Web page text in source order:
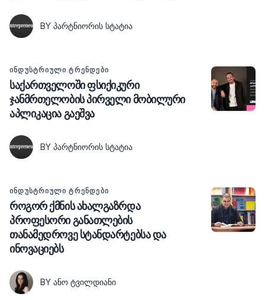
BY ᲞᲐᲠᲢᲜᲘᲝᲠᲘᲡ ᲡᲢᲐᲢᲘᲐ
ᲘᲜᲓᲣᲡᲢᲠᲘᲣᲚᲘ ᲢᲠᲔᲜᲓᲔᲑᲘ
საქართველოში ფსიქიკური
ჯანმრთელობის პირველი მობილური
აპლიკაცია გაეშვა
BY ᲞᲐᲠᲢᲜᲘᲝᲠᲘᲡ ᲡᲢᲐᲢᲘᲐ
ᲘᲜᲓᲣᲡᲢᲠᲘᲣᲚᲘ ᲢᲠᲔᲜᲓᲔᲑᲘ
როგორ ქმნის ახალგაზრდა
პროფესორი განათლების
თანამედროვე სტანდარტებსა და
ინოვაციებს
BY ᲐᲜᲝ ᲢᲕᲘᲚᲓᲘᲐᲜᲘ